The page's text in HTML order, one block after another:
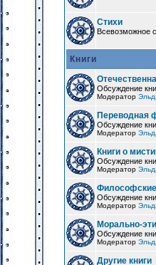
Стихи
Всевозможное
Книги
Обсуждение
Модератор
Переводная
Обсуждение
Модератор
Книги о
Обсуждение
Модератор
Философские
Обсуждение
Модератор
Морально-
Обсуждение
Модератор
Другие книги